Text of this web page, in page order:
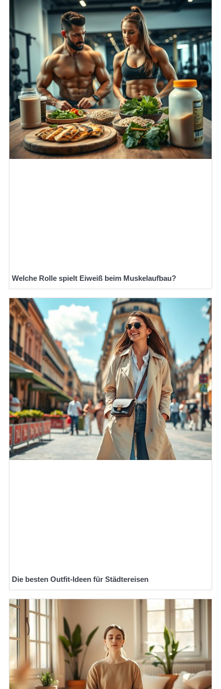
Welche Rolle spielt Eiweiß beim Muskelaufbau?
Die besten Outfit-Ideen für Städtereisen